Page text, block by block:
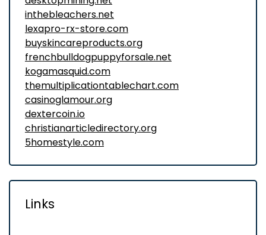
inthebleachers.net
lexapro-rx-store.com
buyskincareproducts.org
frenchbulldogpuppyforsale.net
kogamasquid.com
themultiplicationtablechart.com
casinoglamour.org
dextercoin.io
christianarticledirectory.org
5homestyle.com
Links